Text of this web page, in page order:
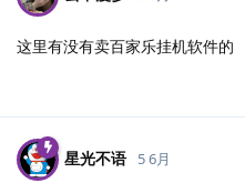
这里有没有卖百家乐挂机软件的
星光不语 5 6月